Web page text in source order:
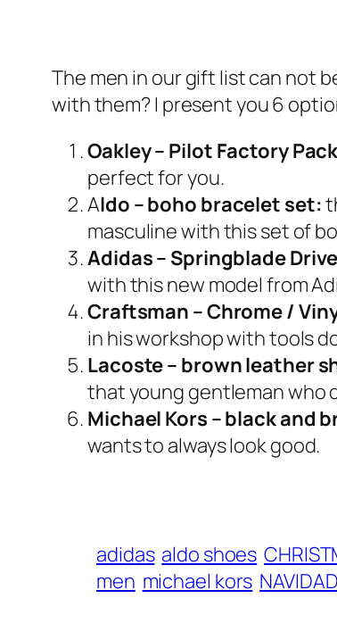
The men in our gift list can not
with them? I present you 6
Oakley – Pilot Factory
perfect for you.
Aldo – boho bracelet set:
masculine with this set of
Adidas – Springblade
with this new model from
Craftsman – Chrome /
in his workshop with tools
Lacoste – brown leather
that young gentleman who
Michael Kors – black and
wants to always look good.
adidas aldo shoes
men michael kors NAVIDAD